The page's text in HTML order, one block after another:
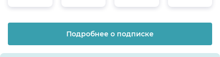
Подробнее о подписке